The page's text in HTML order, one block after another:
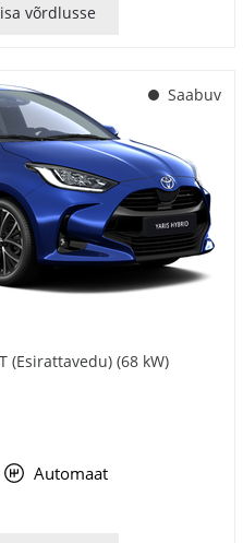
võrdlusse
Saabuv
(Esirattavedu) (68 kW)
Automaat